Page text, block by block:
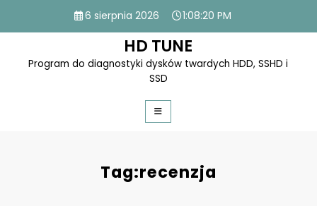
content
6 sierpnia 2026 1:08:20 PM
HD TUNE
Program do diagnostyki dysków twardych HDD, SSHD i
SSD
Tag:recenzja